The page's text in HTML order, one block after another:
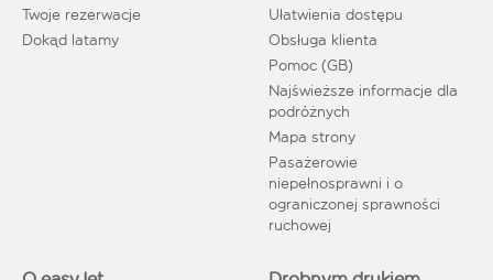
Twoje rezerwacje
Dokąd latamy
Ułatwienia dostępu
Obsługa klienta
Pomoc (GB)
Najświeższe informacje dla
podróżnych
Mapa strony
Pasażerowie
niepełnosprawni i o
ograniczonej sprawności
ruchowej